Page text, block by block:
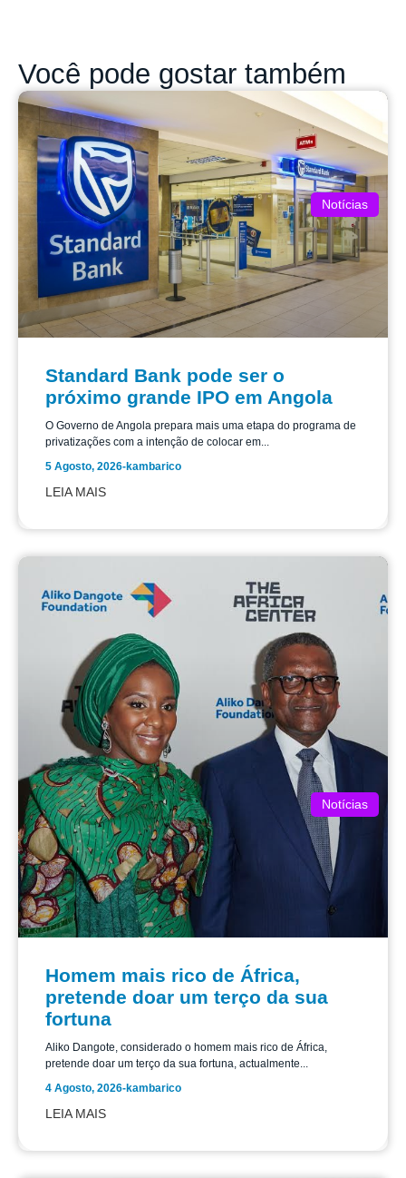
Você pode gostar também
Notícias
Standard Bank pode ser o
próximo grande IPO em Angola
O Governo de Angola prepara mais uma etapa do programa de
privatizações com a intenção de colocar em...
5 Agosto, 2026-kambarico
LEIA MAIS
Notícias
Homem mais rico de África,
pretende doar um terço da sua
fortuna
Aliko Dangote, considerado o homem mais rico de África,
pretende doar um terço da sua fortuna, actualmente...
4 Agosto, 2026-kambarico
LEIA MAIS